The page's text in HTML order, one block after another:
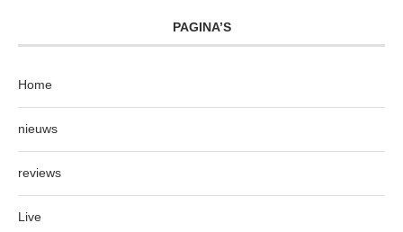
PAGINA’S
Home
nieuws
reviews
Live